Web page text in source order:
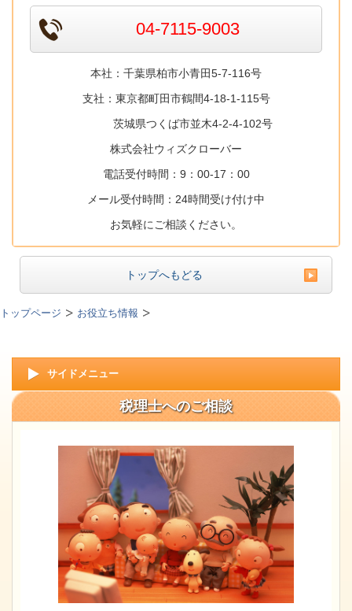
04-7115-9003
本社：千葉県柏市小青田5-7-116号
支社：東京都町田市鶴間4-18-1-115号
茨城県つくば市並木4-2-4-102号
株式会社ウィズクローバー
電話受付時間：9：00-17：00
メール受付時間：24時間受け付け中
お気軽にご相談ください。
トップへもどる
トップページ お役立ち情報
サイドメニュー
税理士へのご相談